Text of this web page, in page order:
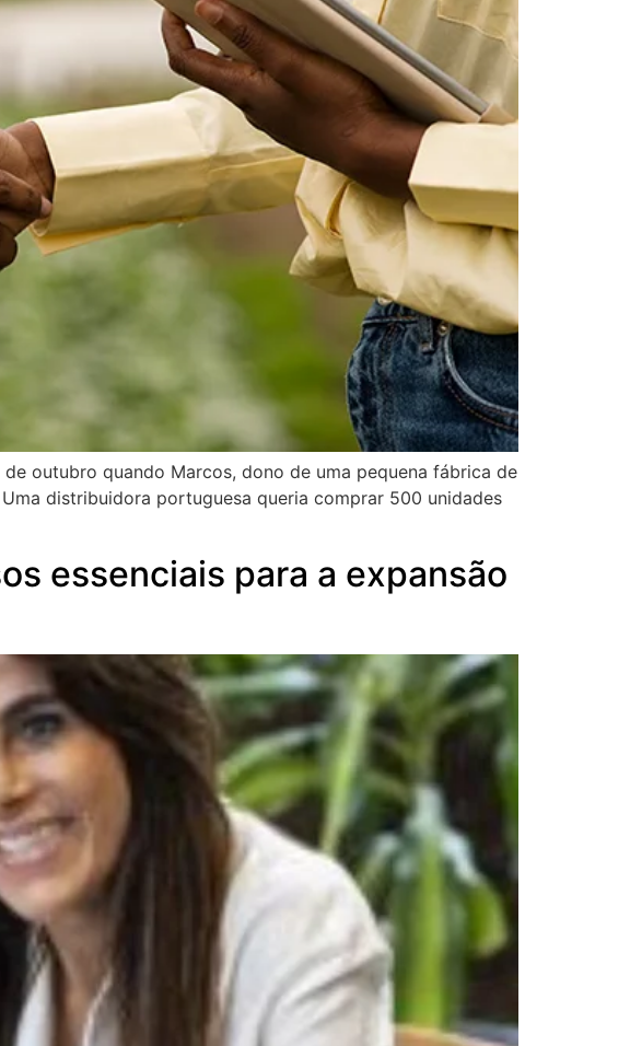
outubro quando Marcos, dono de uma pequena fábrica de
distribuidora portuguesa queria comprar 500 unidades
essenciais para a expansão